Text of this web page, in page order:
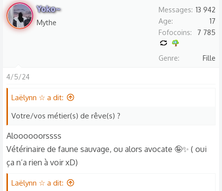
s
r
é
i
n
:
Yoko~
Mythe
Messages 13 942
Age
17
Fofocoins
7 785
Genre Fille
4/5/24
Laëlynn ☆ a dit:
Votre/vos métier(s) de rêve(s) ?
Aloooooorssss
Vétérinaire de faune sauvage, ou alors avocate 🤪✨ ( oui
ça n’a rien à voir xD)
Laëlynn ☆ a dit: